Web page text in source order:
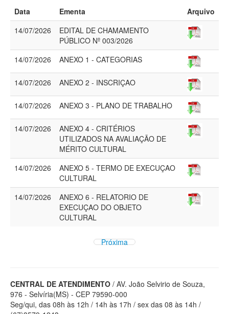
Data Ementa
Arquivo
14/07/2026
EDITAL DE CHAMAMENTO
PÚBLICO Nº 003/2026
14/07/2026
ANEXO 1 - CATEGORIAS
14/07/2026 ANEXO 2 - INSCRIÇAO
14/07/2026 ANEXO 3 - PLANO DE TRABALHO
14/07/2026
ANEXO 4 - CRITÉRIOS
UTILIZADOS NA AVALIAÇÃO DE
MÉRITO CULTURAL
14/07/2026
ANEXO 5 - TERMO DE EXECUÇAO
CULTURAL
14/07/2026
ANEXO 6 - RELATORIO DE
EXECUÇAO DO OBJETO
CULTURAL
Próxima
CENTRAL DE ATENDIMENTO / AV. João Selvirio de Souza,
976 - Selvíria(MS) - CEP 79590-000
Seg/qui, das 08h às 12h / 14h às 17h / sex das 08 às 14h /